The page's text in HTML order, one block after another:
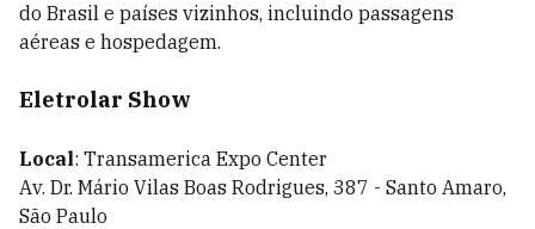
do Brasil e países vizinhos, incluindo passagens
aéreas e hospedagem.
Eletrolar Show
Local: Transamerica Expo Center
Av. Dr. Mário Vilas Boas Rodrigues, 387 - Santo Amaro,
São Paulo